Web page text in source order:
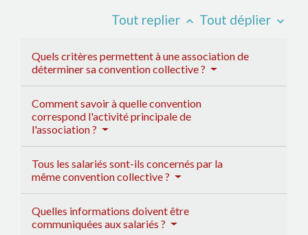
Tout replier keyboard_arrow_up Tout déplier keyboard_arrow_down
Quels critères permettent à une association de
déterminer sa convention collective ?
Comment savoir à quelle convention
correspond l'activité principale de
l'association ?
Tous les salariés sont-ils concernés par la
même convention collective ?
Quelles informations doivent être
communiquées aux salariés ?